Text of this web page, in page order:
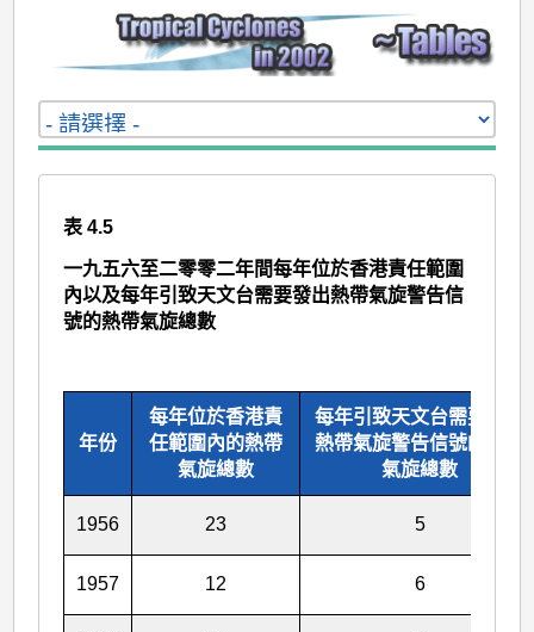
表 4.5
一九五六至二零零二年間每年位於香港責任範圍
內以及每年引致天文台需要發出熱帶氣旋警告信
號的熱帶氣旋總數
年份
每年位於香港責
任範圍內的熱帶
氣旋總數
每年引致天文台需要發出
熱帶氣旋警告信號的熱帶
氣旋總數
1956 23 5
1957 12 6